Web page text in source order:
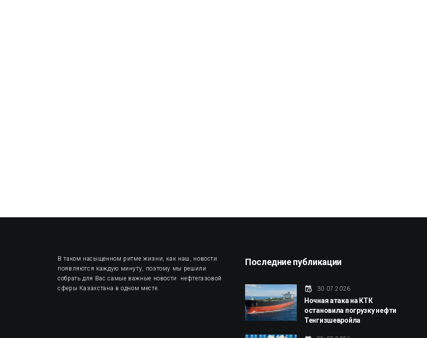
В таком насыщенном ритме жизни, как наш, новости
появляются каждую минуту, поэтому мы решили
собрать для Вас самые важные новости нефтегазовой
сферы Казахстана в одном месте.
Последние публикации
30.07.2026
Ночная атака на КТК
остановила погрузку нефти
Тенгизшевройла